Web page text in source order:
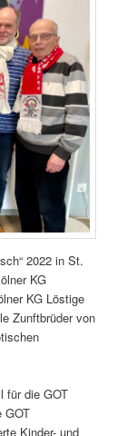
2022 in St.
KG
KG Löstige
Zunftbrüder von
für die GOT
GOT
Kinder- und